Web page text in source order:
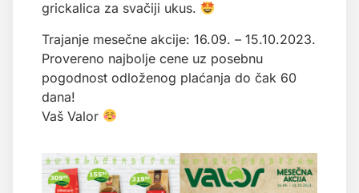
grickalica za svačiji ukus.
Trajanje mesečne akcije: 16.09. – 15.10.2023.
Provereno najbolje cene uz posebnu
pogodnost odloženog plaćanja do čak 60
dana!
Vaš Valor